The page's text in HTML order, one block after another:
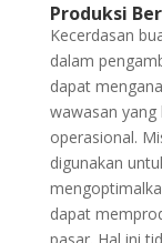
Produksi
Kecerdasan
dalam
dapat
wawasan
operasional.
digunakan
dapat